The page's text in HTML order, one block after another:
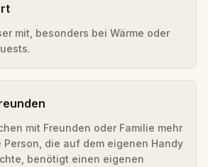
mit, besonders bei Wärme oder
mit Freunden oder Familie mehr
Person, die auf dem eigenen Handy
benötigt einen eigenen